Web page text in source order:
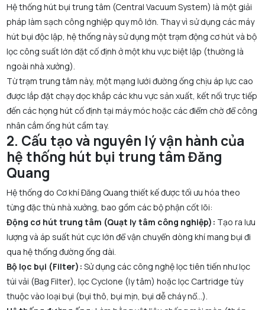
Hệ thống hút bụi trung tâm (Central Vacuum System) là một giải
pháp làm sạch công nghiệp quy mô lớn. Thay vì sử dụng các máy
hút bụi độc lập, hệ thống này sử dụng một trạm động cơ hút và bộ
lọc công suất lớn đặt cố định ở một khu vực biệt lập (thường là
ngoài nhà xưởng).
Từ trạm trung tâm này, một mạng lưới đường ống chịu áp lực cao
được lắp đặt chạy dọc khắp các khu vực sản xuất, kết nối trực tiếp
đến các họng hút cố định tại máy móc hoặc các điểm chờ để công
nhân cắm ống hút cầm tay.
2. Cấu tạo và nguyên lý vận hành của
hệ thống hút bụi trung tâm Đăng
Quang
Hệ thống do Cơ khí Đăng Quang thiết kế được tối ưu hóa theo
từng đặc thù nhà xưởng, bao gồm các bộ phận cốt lõi:
Động cơ hút trung tâm (Quạt ly tâm công nghiệp): Tạo ra lưu
lượng và áp suất hút cực lớn để vận chuyển dòng khí mang bụi đi
qua hệ thống đường ống dài.
Bộ lọc bụi (Filter): Sử dụng các công nghệ lọc tiên tiến như lọc
túi vải (Bag Filter), lọc Cyclone (ly tâm) hoặc lọc Cartridge tùy
thuộc vào loại bụi (bụi thô, bụi mịn, bụi dễ cháy nổ...).